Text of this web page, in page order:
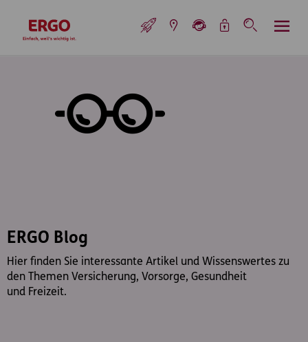
zur Startseite
ERGO Blog
Hier finden Sie interessante Artikel und Wissenswertes zu
den Themen Versicherung, Vorsorge, Gesundheit
und Freizeit.